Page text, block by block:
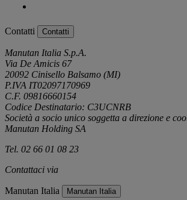
Contatti Contatti
Manutan Italia S.p.A.
Via De Amicis 67
20092 Cinisello Balsamo (MI)
P.IVA IT02097170969
C.F. 09816660154
Codice Destinatario: C3UCNRB
Società a socio unico soggetta a direzione e
Manutan Holding SA
Tel. 02 66 01 08 23
Contattaci via
Manutan Italia Manutan Italia